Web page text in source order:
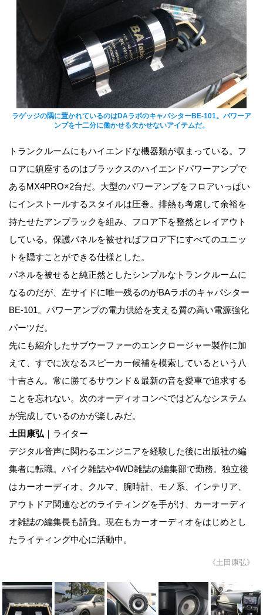
ラゲッジの隅に置かれているのはDAラボのキャパシターBE-101。パワーア
ンプを十二分に働かせる欠かせないアイテムだ。
トランクルームにもハイエンドな機器類が収まっている。フ
ロアに鎮座するのはブラックスのハイエンドパワーアンプで
あるMX4PRO×2台だ。大型のパワーアンプをフロアいっぱい
にインストールするスタイルは圧巻。排熱も考慮して余裕を
持たせたアンプラックを組み、フロア下を整然とレイアウト
している。保護パネルを被せればフロア下にすべてのユニッ
トを隠すことができる仕様とした。
パネルを被せると純正然としたシンプルなトランクルームに
なるのだが、左サイドに唯一残るのがBAラボのキャパシター
BE-101。パワーアンプの電力供給を支える質の高い電源強化
パーツだ。
先にも紹介したサブウーファーのエンクロージャー製作に加
えて、すでに次なるスピーカー候補を模索しているという八
十吉さん。常に勝てるサウンド＆最新の音を愛車で追求する
ことを忘れない。次のオーディオコンペではどんなシステム
が完成しているのかが楽しみだ。
土田康弘 ｜ライター
デジタル音声に関わるエンジニアを経験した後に出版社の編
集者に転職。バイク雑誌や4WD雑誌の編集部で勤務。独立後
はカーオーディオ、クルマ、腕時計、モノ系、インテリア、
アウトドア関連などのライティングを手がけ、カーオーディ
オ雑誌の編集長も請負。現在もカーオーディオをはじめとし
たライティング中心に活動中。
《土田康弘》